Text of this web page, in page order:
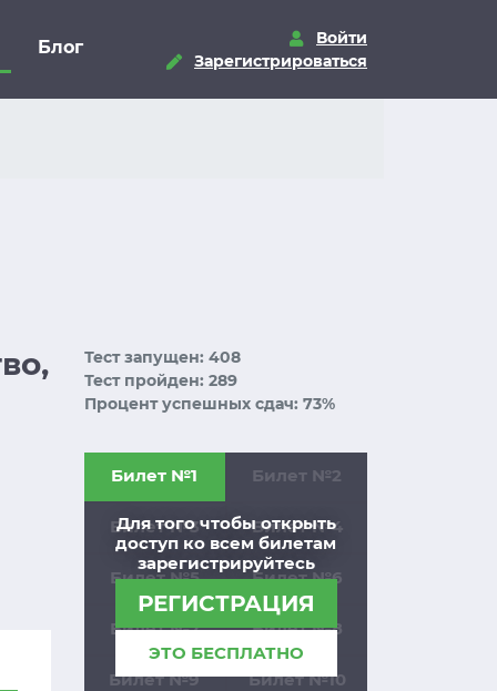
Блог
Войти
Зарегистрироваться
Тест запущен: 408
Тест пройден: 289
Процент успешных сдач: 73%
Для того чтобы открыть
доступ ко всем билетам
зарегистрируйтесь
РЕГИСТРАЦИЯ
ЭТО БЕСПЛАТНО
Билет №1 Билет №2
Билет №3 Билет №4
Билет №5 Билет №6
Билет №7 Билет №8
Билет №9 Билет №10